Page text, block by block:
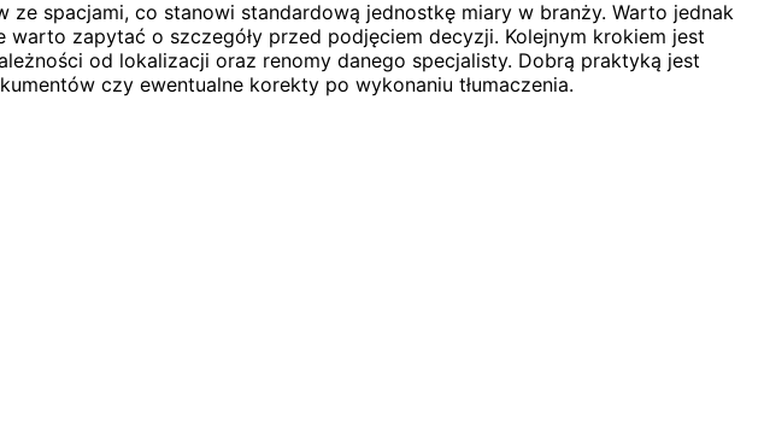
spacjami, co stanowi standardową jednostkę miary w branży. Warto jednak
zapytać o szczegóły przed podjęciem decyzji. Kolejnym krokiem jest
od lokalizacji oraz renomy danego specjalisty. Dobrą praktyką jest
czy ewentualne korekty po wykonaniu tłumaczenia.